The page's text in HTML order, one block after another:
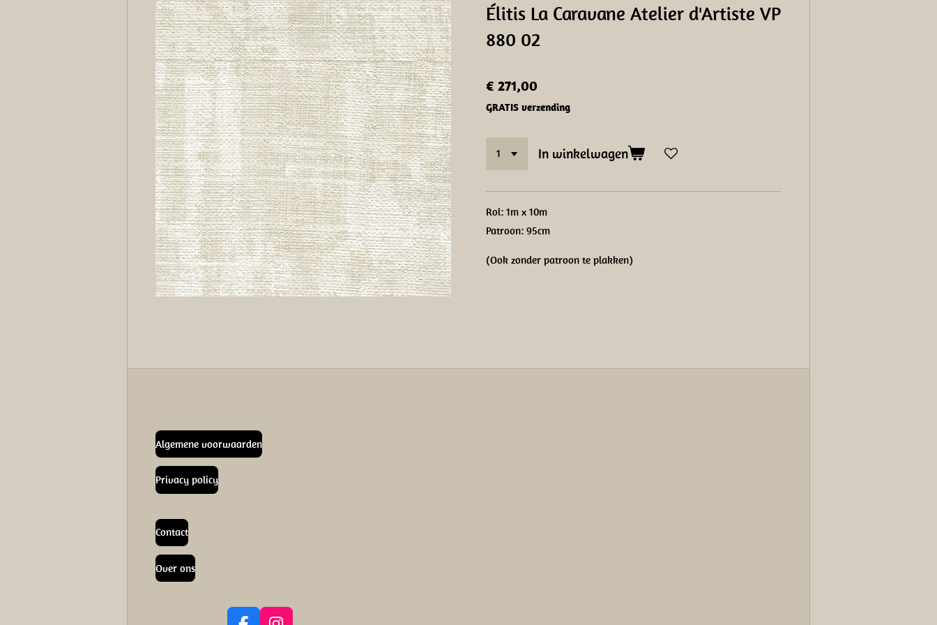
Élitis La Caravane Atelier d'Artiste VP
880 02
€ 271,00
GRATIS verzending
In winkelwagen
Rol: 1m x 10m
Patroon: 95cm
(Ook zonder patroon te plakken)
Algemene voorwaarden
Privacy policy
Contact
Over ons